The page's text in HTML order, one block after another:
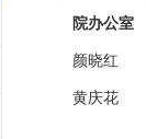
院办公室
颜晓红
黄庆花